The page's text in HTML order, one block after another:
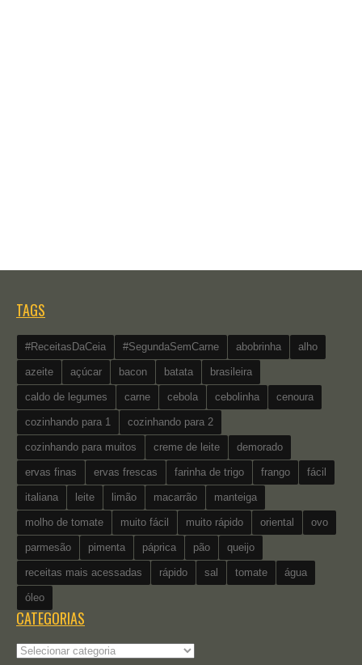
TAGS
#ReceitasDaCeia #SegundaSemCarne abobrinha alho
azeite açúcar bacon batata brasileira
caldo de legumes carne cebola cebolinha cenoura
cozinhando para 1 cozinhando para 2
cozinhando para muitos creme de leite demorado
ervas finas ervas frescas farinha de trigo frango fácil
italiana leite limão macarrão manteiga
molho de tomate muito fácil muito rápido oriental ovo
parmesão pimenta páprica pão queijo
receitas mais acessadas rápido sal tomate água
óleo
CATEGORIAS
Categorias